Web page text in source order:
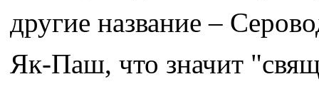
другие название –
Як-Паш, что значит